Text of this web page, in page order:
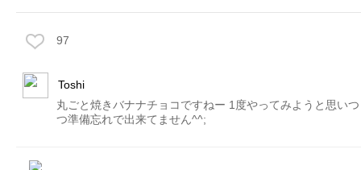
97
Toshi
丸ごと焼きバナナチョコですねー 1度やってみようと思いつ
つ準備忘れで出来てません^^;